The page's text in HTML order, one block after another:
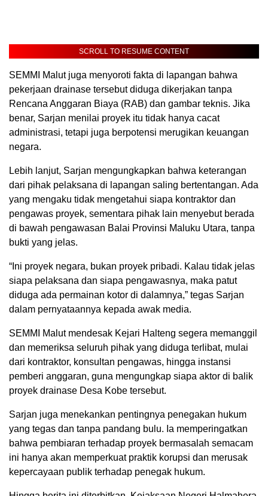
SCROLL TO RESUME CONTENT
SEMMI Malut juga menyoroti fakta di lapangan bahwa
pekerjaan drainase tersebut diduga dikerjakan tanpa
Rencana Anggaran Biaya (RAB) dan gambar teknis. Jika
benar, Sarjan menilai proyek itu tidak hanya cacat
administrasi, tetapi juga berpotensi merugikan keuangan
negara.
Lebih lanjut, Sarjan mengungkapkan bahwa keterangan
dari pihak pelaksana di lapangan saling bertentangan. Ada
yang mengaku tidak mengetahui siapa kontraktor dan
pengawas proyek, sementara pihak lain menyebut berada
di bawah pengawasan Balai Provinsi Maluku Utara, tanpa
bukti yang jelas.
“Ini proyek negara, bukan proyek pribadi. Kalau tidak jelas
siapa pelaksana dan siapa pengawasnya, maka patut
diduga ada permainan kotor di dalamnya,” tegas Sarjan
dalam pernyataannya kepada awak media.
SEMMI Malut mendesak Kejari Halteng segera memanggil
dan memeriksa seluruh pihak yang diduga terlibat, mulai
dari kontraktor, konsultan pengawas, hingga instansi
pemberi anggaran, guna mengungkap siapa aktor di balik
proyek drainase Desa Kobe tersebut.
Sarjan juga menekankan pentingnya penegakan hukum
yang tegas dan tanpa pandang bulu. Ia memperingatkan
bahwa pembiaran terhadap proyek bermasalah semacam
ini hanya akan memperkuat praktik korupsi dan merusak
kepercayaan publik terhadap penegak hukum.